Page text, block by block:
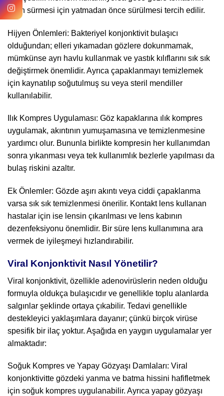
uzun sürmesi için yatmadan önce sürülmesi tercih edilir.
Hijyen Önlemleri: Bakteriyel konjonktivit bulaşıcı
olduğundan; elleri yıkamadan gözlere dokunmamak,
mümkünse ayrı havlu kullanmak ve yastık kılıflarını sık sık
değiştirmek önemlidir. Ayrıca çapaklanmayı temizlemek
için kaynatılıp soğutulmuş su veya steril mendiller
kullanılabilir.
Ilık Kompres Uygulaması: Göz kapaklarına ılık kompres
uygulamak, akıntının yumuşamasına ve temizlenmesine
yardımcı olur. Bununla birlikte kompresin her kullanımdan
sonra yıkanması veya tek kullanımlık bezlerle yapılması da
bulaş riskini azaltır.
Ek Önlemler: Gözde aşırı akıntı veya ciddi çapaklanma
varsa sık sık temizlenmesi önerilir. Kontakt lens kullanan
hastalar için ise lensin çıkarılması ve lens kabının
dezenfeksiyonu önemlidir. Bir süre lens kullanımına ara
vermek de iyileşmeyi hızlandırabilir.
Viral Konjonktivit Nasıl Yönetilir?
Viral konjonktivit, özellikle adenovirüslerin neden olduğu
formuyla oldukça bulaşıcıdır ve genellikle toplu alanlarda
salgınlar şeklinde ortaya çıkabilir. Tedavi genellikle
destekleyici yaklaşımlara dayanır; çünkü birçok virüse
spesifik bir ilaç yoktur. Aşağıda en yaygın uygulamalar yer
almaktadır:
Soğuk Kompres ve Yapay Gözyaşı Damlaları: Viral
konjonktivitte gözdeki yanma ve batma hissini hafifletmek
için soğuk kompres uygulanabilir. Ayrıca yapay gözyaşı